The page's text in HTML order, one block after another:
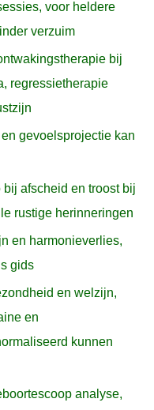
voor heldere
verzuim
bij
regressietherapie
gevoelsprojectie kan
bij afscheid en troost bij
rustige herinneringen
en harmonieverlies,
gids
en welzijn,
en
kunnen
analyse,